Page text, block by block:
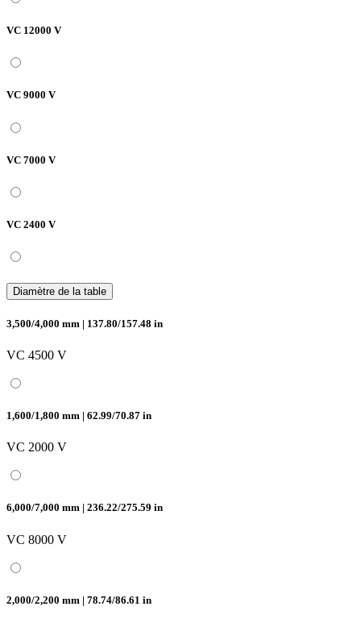
VC 12000 V
VC 9000 V
VC 7000 V
VC 2400 V
Diamètre de la table
3,500/4,000 mm | 137.80/157.48 in
VC 4500 V
1,600/1,800 mm | 62.99/70.87 in
VC 2000 V
6,000/7,000 mm | 236.22/275.59 in
VC 8000 V
2,000/2,200 mm | 78.74/86.61 in